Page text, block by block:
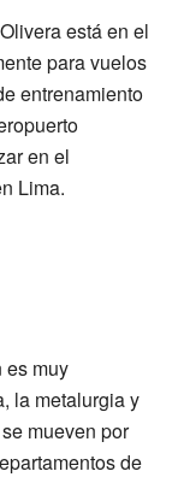
está en el
para vuelos
entrenamiento
en el
Lima.
es muy
la metalurgia y
mueven por
de